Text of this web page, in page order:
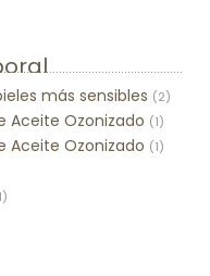
más sensibles (2)
Aceite Ozonizado (1)
Aceite Ozonizado (1)